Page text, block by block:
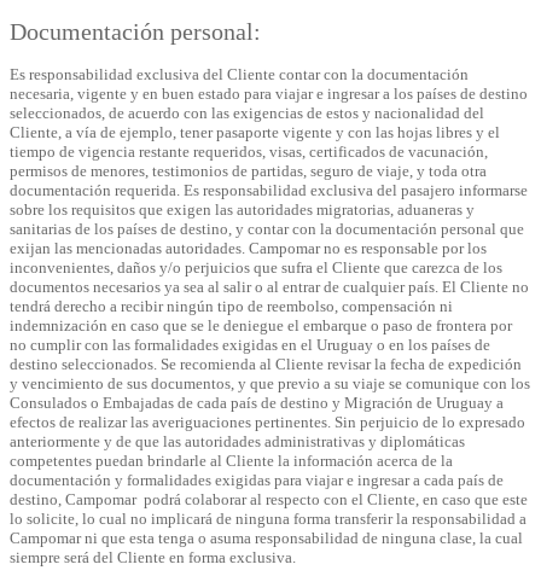
Documentación personal:
Es responsabilidad exclusiva del Cliente contar con la documentación
necesaria, vigente y en buen estado para viajar e ingresar a los países de destino
seleccionados, de acuerdo con las exigencias de estos y nacionalidad del
Cliente, a vía de ejemplo, tener pasaporte vigente y con las hojas libres y el
tiempo de vigencia restante requeridos, visas, certificados de vacunación,
permisos de menores, testimonios de partidas, seguro de viaje, y toda otra
documentación requerida. Es responsabilidad exclusiva del pasajero informarse
sobre los requisitos que exigen las autoridades migratorias, aduaneras y
sanitarias de los países de destino, y contar con la documentación personal que
exijan las mencionadas autoridades. Campomar no es responsable por los
inconvenientes, daños y/o perjuicios que sufra el Cliente que carezca de los
documentos necesarios ya sea al salir o al entrar de cualquier país. El Cliente no
tendrá derecho a recibir ningún tipo de reembolso, compensación ni
indemnización en caso que se le deniegue el embarque o paso de frontera por
no cumplir con las formalidades exigidas en el Uruguay o en los países de
destino seleccionados. Se recomienda al Cliente revisar la fecha de expedición
y vencimiento de sus documentos, y que previo a su viaje se comunique con los
Consulados o Embajadas de cada país de destino y Migración de Uruguay a
efectos de realizar las averiguaciones pertinentes. Sin perjuicio de lo expresado
anteriormente y de que las autoridades administrativas y diplomáticas
competentes puedan brindarle al Cliente la información acerca de la
documentación y formalidades exigidas para viajar e ingresar a cada país de
destino, Campomar podrá colaborar al respecto con el Cliente, en caso que este
lo solicite, lo cual no implicará de ninguna forma transferir la responsabilidad a
Campomar ni que esta tenga o asuma responsabilidad de ninguna clase, la cual
siempre será del Cliente en forma exclusiva.